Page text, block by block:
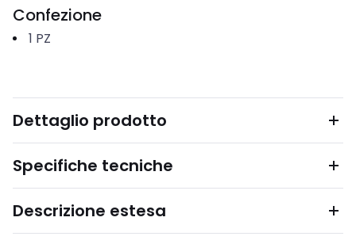
Confezione
1 PZ
Dettaglio prodotto
Specifiche tecniche
Descrizione estesa